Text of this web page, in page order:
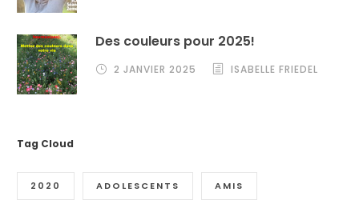
Des couleurs pour 2025!
2 JANVIER 2025 ISABELLE FRIEDEL
Tag Cloud
2020 ADOLESCENTS AMIS